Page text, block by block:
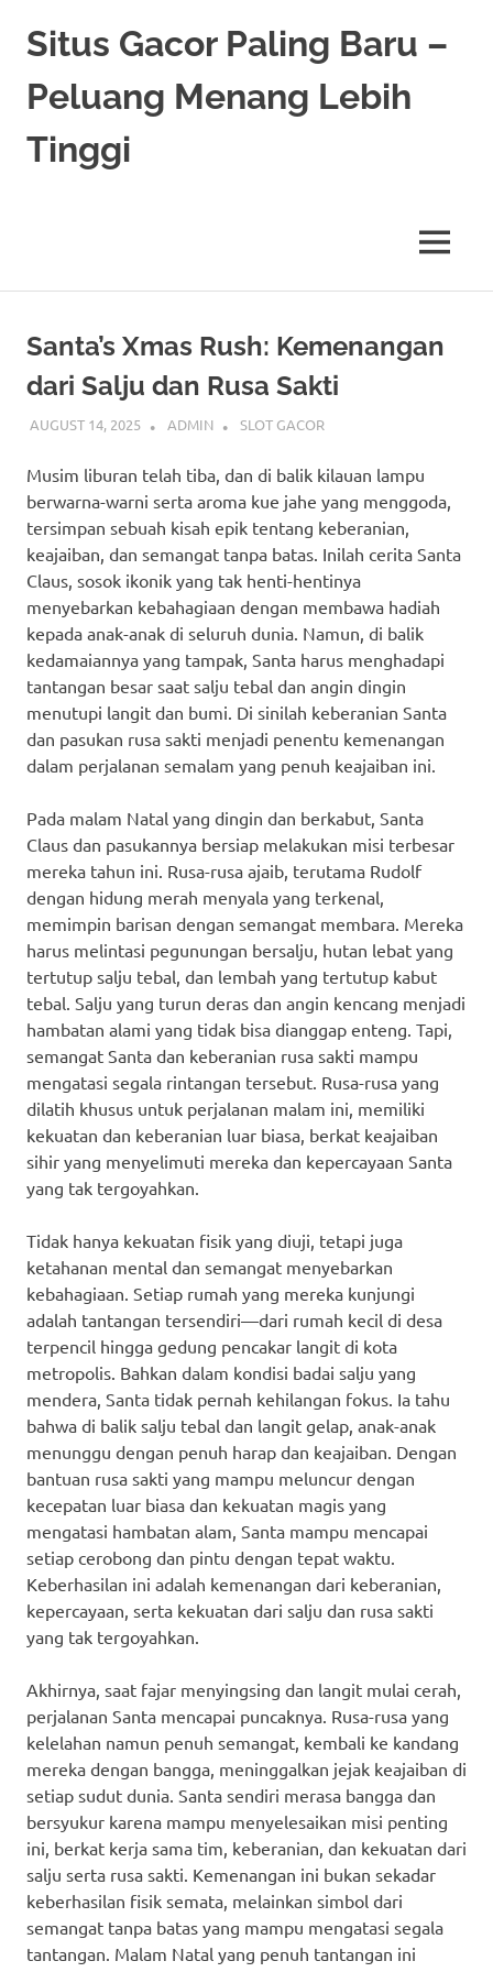
Situs Gacor Paling Baru –
Peluang Menang Lebih
Tinggi
MENU
Santa’s Xmas Rush: Kemenangan
dari Salju dan Rusa Sakti
AUGUST 14, 2025 ADMIN SLOT GACOR
Musim liburan telah tiba, dan di balik kilauan lampu
berwarna-warni serta aroma kue jahe yang menggoda,
tersimpan sebuah kisah epik tentang keberanian,
keajaiban, dan semangat tanpa batas. Inilah cerita Santa
Claus, sosok ikonik yang tak henti-hentinya
menyebarkan kebahagiaan dengan membawa hadiah
kepada anak-anak di seluruh dunia. Namun, di balik
kedamaiannya yang tampak, Santa harus menghadapi
tantangan besar saat salju tebal dan angin dingin
menutupi langit dan bumi. Di sinilah keberanian Santa
dan pasukan rusa sakti menjadi penentu kemenangan
dalam perjalanan semalam yang penuh keajaiban ini.
Pada malam Natal yang dingin dan berkabut, Santa
Claus dan pasukannya bersiap melakukan misi terbesar
mereka tahun ini. Rusa-rusa ajaib, terutama Rudolf
dengan hidung merah menyala yang terkenal,
memimpin barisan dengan semangat membara. Mereka
harus melintasi pegunungan bersalju, hutan lebat yang
tertutup salju tebal, dan lembah yang tertutup kabut
tebal. Salju yang turun deras dan angin kencang menjadi
hambatan alami yang tidak bisa dianggap enteng. Tapi,
semangat Santa dan keberanian rusa sakti mampu
mengatasi segala rintangan tersebut. Rusa-rusa yang
dilatih khusus untuk perjalanan malam ini, memiliki
kekuatan dan keberanian luar biasa, berkat keajaiban
sihir yang menyelimuti mereka dan kepercayaan Santa
yang tak tergoyahkan.
Tidak hanya kekuatan fisik yang diuji, tetapi juga
ketahanan mental dan semangat menyebarkan
kebahagiaan. Setiap rumah yang mereka kunjungi
adalah tantangan tersendiri—dari rumah kecil di desa
terpencil hingga gedung pencakar langit di kota
metropolis. Bahkan dalam kondisi badai salju yang
mendera, Santa tidak pernah kehilangan fokus. Ia tahu
bahwa di balik salju tebal dan langit gelap, anak-anak
menunggu dengan penuh harap dan keajaiban. Dengan
bantuan rusa sakti yang mampu meluncur dengan
kecepatan luar biasa dan kekuatan magis yang
mengatasi hambatan alam, Santa mampu mencapai
setiap cerobong dan pintu dengan tepat waktu.
Keberhasilan ini adalah kemenangan dari keberanian,
kepercayaan, serta kekuatan dari salju dan rusa sakti
yang tak tergoyahkan.
Akhirnya, saat fajar menyingsing dan langit mulai cerah,
perjalanan Santa mencapai puncaknya. Rusa-rusa yang
kelelahan namun penuh semangat, kembali ke kandang
mereka dengan bangga, meninggalkan jejak keajaiban di
setiap sudut dunia. Santa sendiri merasa bangga dan
bersyukur karena mampu menyelesaikan misi penting
ini, berkat kerja sama tim, keberanian, dan kekuatan dari
salju serta rusa sakti. Kemenangan ini bukan sekadar
keberhasilan fisik semata, melainkan simbol dari
semangat tanpa batas yang mampu mengatasi segala
tantangan. Malam Natal yang penuh tantangan ini